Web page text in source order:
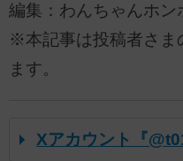
編集：わんちゃんホン
※本記事は投稿者さま
ます。
Xアカウント『